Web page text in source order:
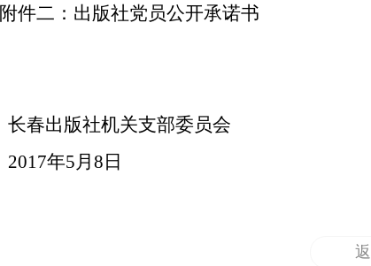
附件二： 出版社党员公开承诺书
长春出版社机关支部委员会
2017年5月8日